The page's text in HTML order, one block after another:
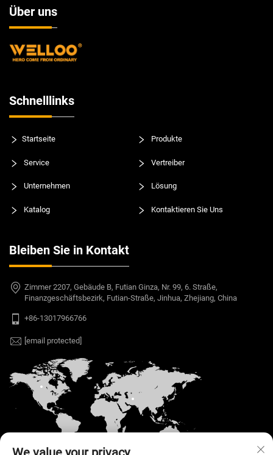
Über uns
Schnelllinks
Startseite Produkte
Service Vertreiber
Unternehmen Lösung
Katalog Kontaktieren Sie Uns
Bleiben Sie in Kontakt
Zimmer 2207, Gebäude B, Futian Ginza, Nr. 99, 6. Straße,
Finanzgeschäftsbezirk, Futian-Straße, Jinhua, Zhejiang, China
+86-13017966766
[email protected]